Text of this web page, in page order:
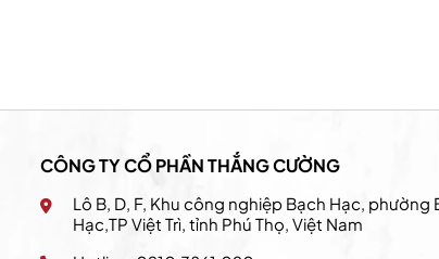
CÔNG TY CỔ PHẦN THẮNG CƯỜNG
Lô B, D, F, Khu công nghiệp Bạch Hạc, phường
Hạc,TP Việt Trì, tỉnh Phú Thọ, Việt Nam